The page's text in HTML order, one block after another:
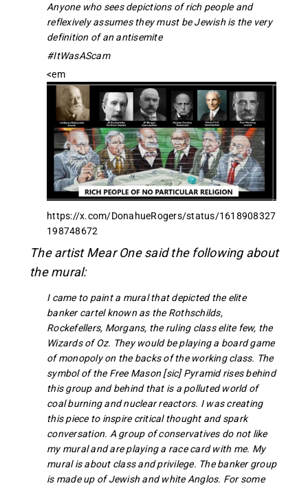
Anyone who sees depictions of rich people and
reflexively assumes they must be Jewish is the very
definition of an antisemite
#ItWasAScam
<em
https://x.com/DonahueRogers/status/1618908327
198748672
The artist Mear One said the following about
the mural:
I came to paint a mural that depicted the elite
banker cartel known as the Rothschilds,
Rockefellers, Morgans, the ruling class elite few, the
Wizards of Oz. They would be playing a board game
of monopoly on the backs of the working class. The
symbol of the Free Mason [sic] Pyramid rises behind
this group and behind that is a polluted world of
coal burning and nuclear reactors. I was creating
this piece to inspire critical thought and spark
conversation. A group of conservatives do not like
my mural and are playing a race card with me. My
mural is about class and privilege. The banker group
is made up of Jewish and white Anglos. For some